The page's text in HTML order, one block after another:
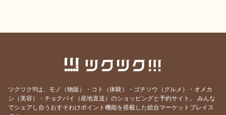
ツクツク!!!は、モノ（物販）・コト（体験）・ゴチソウ（グルメ）・オメカ
シ（美容）・チョクバイ（産地直送）のショッピングと予約サイト。
みんな
でシェアし合うおすそわけポイント機能を搭載した総合マーケットプレイス